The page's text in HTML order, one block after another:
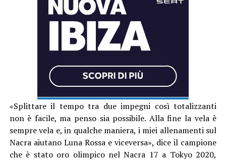
«Splittare il tempo tra due impegni così totalizzanti
non è facile, ma penso sia possibile. Alla fine la vela è
sempre vela e, in qualche maniera, i miei allenamenti sul
Nacra aiutano Luna Rossa e viceversa», dice il campione
che è stato oro olimpico nel Nacra 17 a Tokyo 2020,